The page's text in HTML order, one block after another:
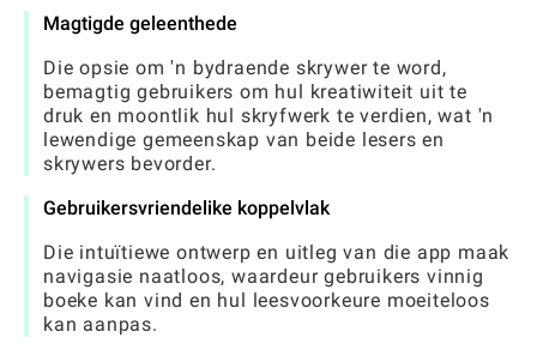
Magtigde geleenthede
Die opsie om 'n bydraende skrywer te word,
bemagtig gebruikers om hul kreatiwiteit uit te
druk en moontlik hul skryfwerk te verdien, wat 'n
lewendige gemeenskap van beide lesers en
skrywers bevorder.
Gebruikersvriendelike koppelvlak
Die intuïtiewe ontwerp en uitleg van die app maak
navigasie naatloos, waardeur gebruikers vinnig
boeke kan vind en hul leesvoorkeure moeiteloos
kan aanpas.